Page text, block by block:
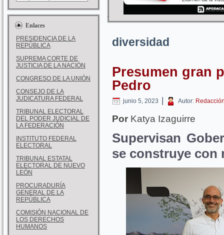
Enlaces
PRESIDENCIA DE LA
REPÚBLICA
SUPREMA CORTE DE
JUSTICIA DE LA NACIÓN
CONGRESO DE LA UNIÓN
CONSEJO DE LA
JUDICATURA FEDERAL
TRIBUNAL ELECTORAL
DEL PODER JUDICIAL DE
LA FEDERACIÓN
INSTITUTO FEDERAL
ELECTORAL
TRIBUNAL ESTATAL
ELECTORAL DE NUEVO
LEÓN
PROCURADURÍA
GENERAL DE LA
REPÚBLICA
COMISIÓN NACIONAL DE
LOS DERECHOS
HUMANOS
diversidad
Presumen gran
Pedro
junio 5, 2023 | Autor:
Por Katya Izaguirre
Supervisan
se construye con